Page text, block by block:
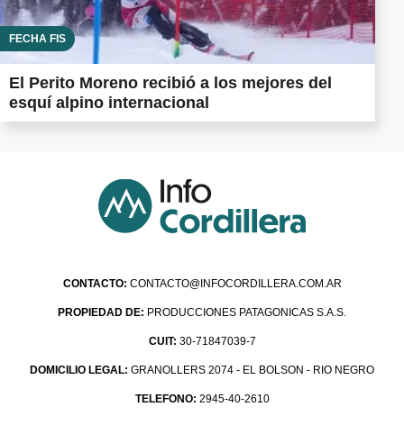
FECHA FIS
El Perito Moreno recibió a los mejores del
esquí alpino internacional
CONTACTO: CONTACTO@INFOCORDILLERA.COM.AR
PROPIEDAD DE: PRODUCCIONES PATAGONICAS S.A.S.
CUIT: 30-71847039-7
DOMICILIO LEGAL: GRANOLLERS 2074 - EL BOLSON - RIO NEGRO
TELEFONO: 2945-40-2610